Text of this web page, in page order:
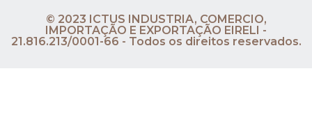
© 2023 ICTUS INDUSTRIA, COMERCIO,
IMPORTAÇÃO E EXPORTAÇÃO EIRELI -
21.816.213/0001-66 - Todos os direitos reservados.